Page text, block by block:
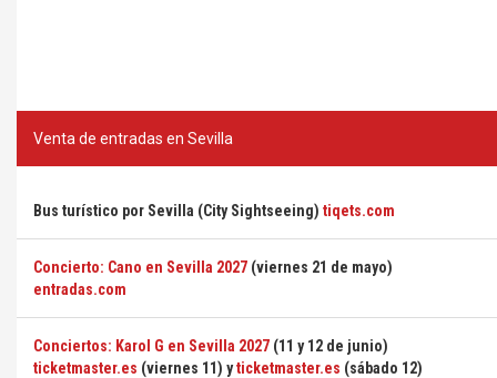
Venta de entradas en Sevilla
Bus turístico por Sevilla (City Sightseeing) tiqets.com
Concierto: Cano en Sevilla 2027 (viernes 21 de mayo)
entradas.com
Conciertos: Karol G en Sevilla 2027 (11 y 12 de junio)
ticketmaster.es (viernes 11) yticketmaster.es (sábado 12)